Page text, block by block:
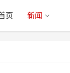
页 新闻